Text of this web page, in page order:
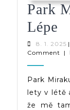
Park
Lépe
A
8. 1. 2025 8.
1.
|
Comment
|
Park
lety v létě
že mě